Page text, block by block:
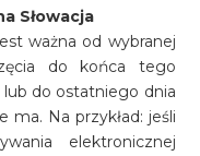
Słowacja
ważna od wybranej
do końca tego
do ostatniego dnia
ma. Na przykład: jeśli
elektronicznej